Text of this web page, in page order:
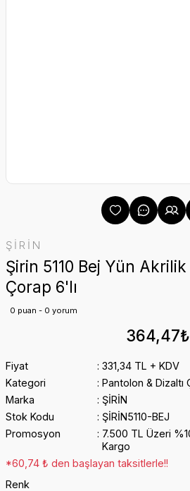
ŞİRİN
Şirin 5110 Bej Yün
Çorap 6'lı
0 puan - 0 yorum
364,47₺
Fiyat
331,34 TL + KDV
Kategori
Pantolon & Dizaltı
Marka
ŞİRİN
Stok Kodu
ŞİRİN5110-BEJ
Promosyon
7.500 TL Üzeri
Kargo
*60,74 ₺ den başlayan taksitlerle!!
Renk